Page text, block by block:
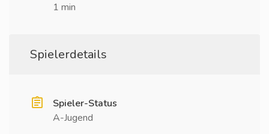
1 min
Spielerdetails
Spieler-Status
A-Jugend